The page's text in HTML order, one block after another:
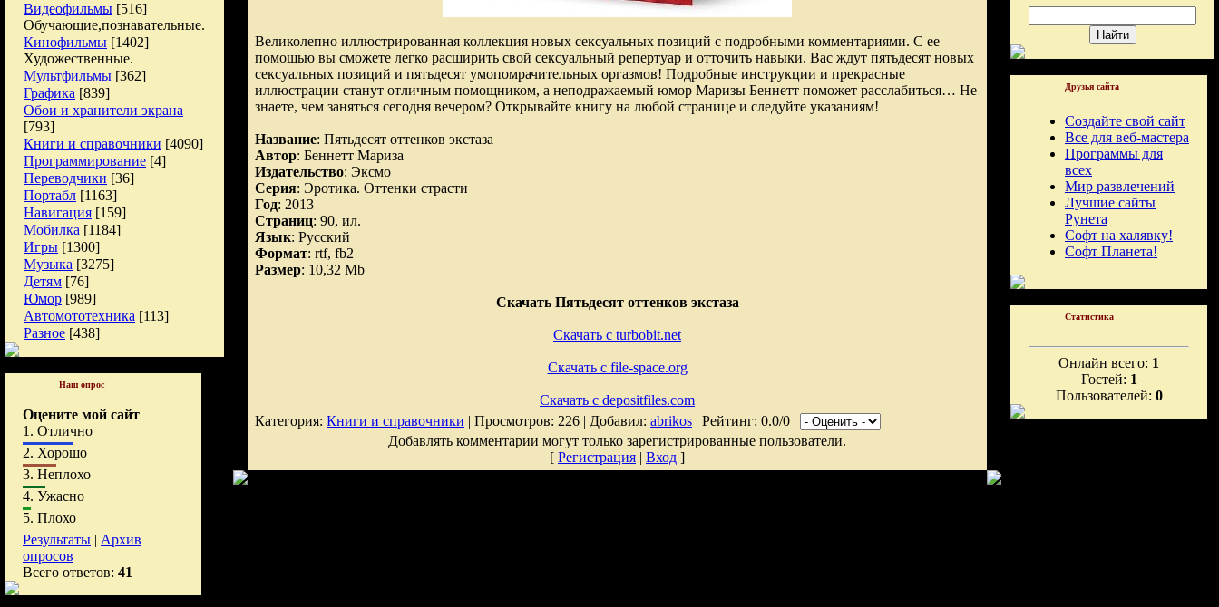
Видеофильмы [516]
Обучающие,познавательные.
Кинофильмы [1402]
Художественные.
Мультфильмы [362]
Графика [839]
Обои и хранители экрана
[793]
Книги и справочники [4090]
Программирование [4]
Переводчики [36]
Портабл [1163]
Навигация [159]
Мобилка [1184]
Игры [1300]
Музыка [3275]
Детям [76]
Юмор [989]
Автомототехника [113]
Разное [438]
Наш опрос
Оцените мой сайт
1. Отлично
2. Хорошо
3. Неплохо
4. Ужасно
5. Плохо
Результаты | Архив
опросов
Всего ответов: 41
Великолепно иллюстрированная коллекция новых сексуальных позиций с подробными комментариями. С ее
помощью вы сможете легко расширить свой сексуальный репертуар и отточить навыки. Вас ждут пятьдесят новых
сексуальных позиций и пятьдесят умопомрачительных оргазмов! Подробные инструкции и прекрасные
иллюстрации станут отличным помощником, а неподражаемый юмор Маризы Беннетт поможет расслабиться… Не
знаете, чем заняться сегодня вечером? Открывайте книгу на любой странице и следуйте указаниям!
Название: Пятьдесят оттенков экстаза
Автор: Беннетт Мариза
Издательство: Эксмо
Серия: Эротика. Оттенки страсти
Год: 2013
Страниц: 90, ил.
Язык: Русский
Формат: rtf, fb2
Размер: 10,32 Mb
Скачать Пятьдесят оттенков экстаза
Скачать с turbobit.net
Скачать с file-space.org
Скачать с depositfiles.com
Категория: Книги и справочники | Просмотров: 226 | Добавил: abrikos | Рейтинг: 0.0/0 |
Добавлять комментарии могут только зарегистрированные пользователи.
[ Регистрация | Вход ]
Друзья сайта
Создайте свой сайт
Все для веб-мастера
Программы для
всех
Мир развлечений
Лучшие сайты
Рунета
Софт на халявку!
Софт Планета!
Статистика
Онлайн всего: 1
Гостей: 1
Пользователей: 0